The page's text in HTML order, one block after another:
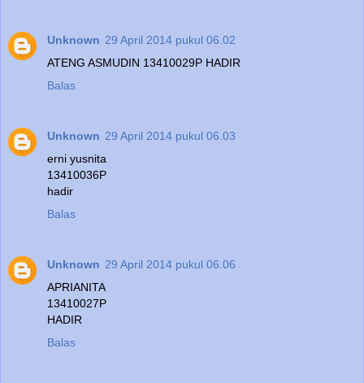
Unknown 29 April 2014 pukul 06.02
ATENG ASMUDIN 13410029P HADIR
Balas
Unknown 29 April 2014 pukul 06.03
erni yusnita
13410036P
hadir
Balas
Unknown 29 April 2014 pukul 06.06
APRIANITA
13410027P
HADIR
Balas